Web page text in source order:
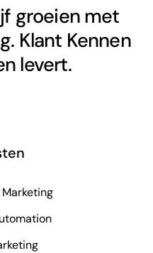
groeien met
Klant Kennen
levert.